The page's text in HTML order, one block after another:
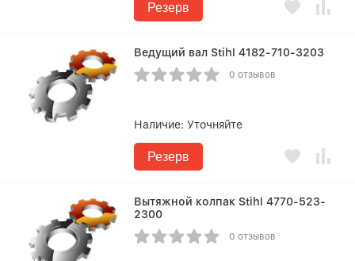
Резерв
Ведущий вал Stihl 4182-710-3203
0 отзывов
Наличие:Уточняйте
Резерв
Вытяжной колпак Stihl 4770-523-
2300
0 отзывов